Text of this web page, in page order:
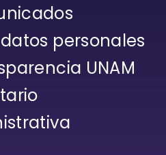
personales
UNAM